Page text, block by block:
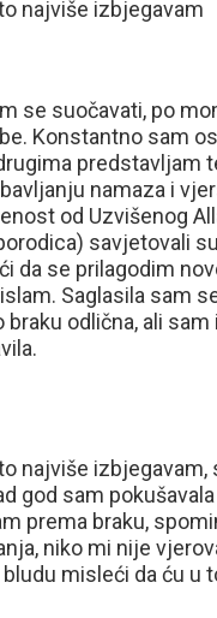
najviše izbjegavam
se suočavati, po
Konstantno sam
predstavljam
namaza i
od Uzvišenog
savjetovali
da se prilagodim
Saglasila sam
odlična, ali sam
najviše izbjegavam,
god sam
prema braku,
niko mi nije
misleći da ću u